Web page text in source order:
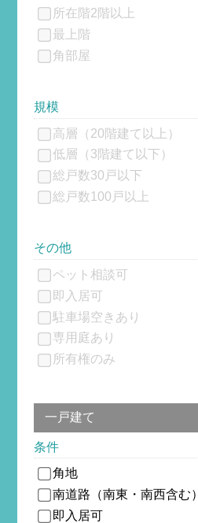
所在階2階以上
最上階
角部屋
規模
高層（20階建て以上）
低層（3階建て以下）
総戸数30戸以下
総戸数100戸以上
その他
ペット相談可
即入居可
駐車場空きあり
専用庭あり
所有権のみ
一戸建て
条件
角地
南道路（南東・南西含む）
即入居可